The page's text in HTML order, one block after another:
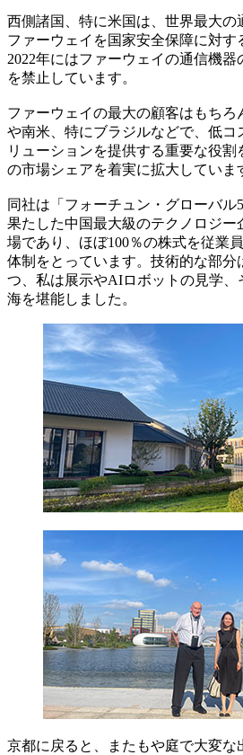
西側諸国、特に米国は、世界最大の
ファーウェイを国家安全保障に対す
2022年にはファーウェイの通信機器
を禁止しています。
ファーウェイの最大の顧客はもちろ
や南米、特にブラジルなどで、低コ
リューションを提供する重要な役
の市場シェアを着実に拡大していま
同社は「フォーチュン・グローバル
果たした中国最大級のテクノロジー
場であり、ほぼ100％の株式を従業
体制をとっています。技術的な部分
つ、私は展示やAIロボットの見学、
海を堪能しました。
京都に戻ると、またもや庭で大変な